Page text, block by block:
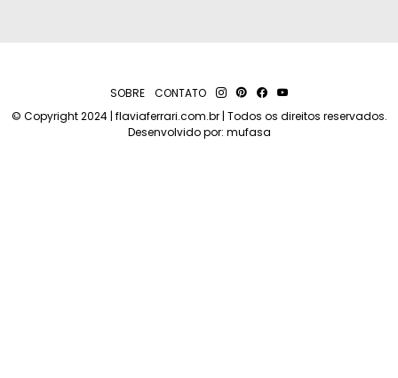
SOBRE
CONTATO
© Copyright 2024 | flaviaferrari.com.br | Todos os direitos reservados.
Desenvolvido por: mufasa